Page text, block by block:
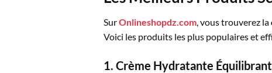
SurOnlineshopdz.com, vous trouverez la
Voici les produits les plus populaires et
1. Crème Hydratante